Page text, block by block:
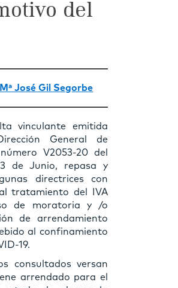
del
Mª José Gil Segorbe
vinculante emitida
General de
V2053-20 del
de Junio, repasa y
directrices con
tratamiento del IVA
de moratoria y /o
de arrendamiento
al confinamiento
19.
consultados versan
arrendado para el